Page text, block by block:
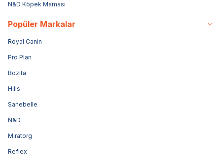
N&D Köpek Maması
Popüler Markalar
Royal Canin
Pro Plan
Bozita
Hills
Sanebelle
N&D
Miratorg
Reflex